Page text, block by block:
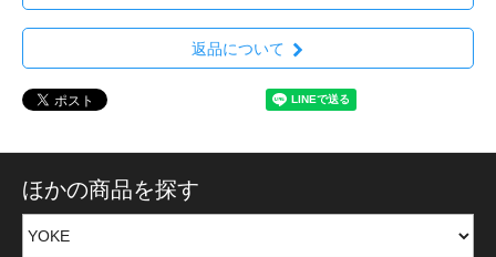
返品について
ほかの商品を探す